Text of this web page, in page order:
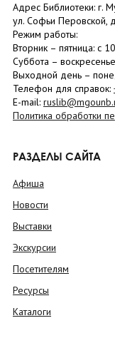
Адрес Библиотеки: г.
ул. Софьи Перовской,
Режим работы:
Вторник – пятница: с
Суббота – воскресенье
Выходной день –
Телефон для справок:
E-mail:
Политика обработки
РАЗДЕЛЫ САЙТА
Афиша
Новости
Выставки
Экскурсии
Посетителям
Ресурсы
Каталоги